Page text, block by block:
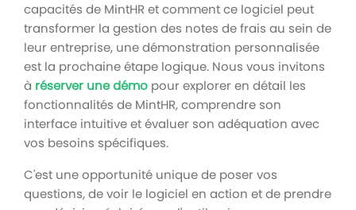
capacités de MintHR et comment ce logiciel peut
transformer la gestion des notes de frais au sein de
leur entreprise, une démonstration personnalisée
est la prochaine étape logique. Nous vous invitons
à réserver une démo pour explorer en détail les
fonctionnalités de MintHR, comprendre son
interface intuitive et évaluer son adéquation avec
vos besoins spécifiques.
C'est une opportunité unique de poser vos
questions, de voir le logiciel en action et de prendre